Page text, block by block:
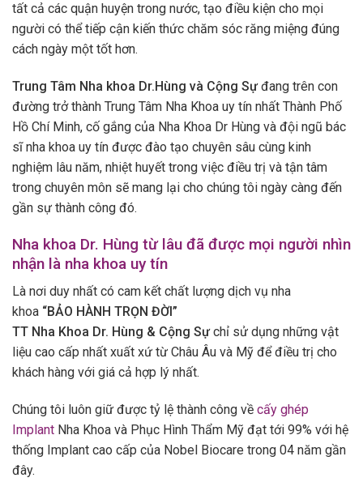
tất cả các quận huyện trong nước, tạo điều kiện cho mọi
người có thể tiếp cận kiến thức chăm sóc răng miệng đúng
cách ngày một tốt hơn.
Trung Tâm Nha khoa Dr.Hùng và Cộng Sựđang trên con
đường trở thành Trung Tâm Nha Khoa uy tín nhất Thành Phố
Hồ Chí Minh, cố gắng của Nha Khoa Dr Hùng và đội ngũ bác
sĩ nha khoa uy tín được đào tạo chuyên sâu cùng kinh
nghiệm lâu năm, nhiệt huyết trong việc điều trị và tận tâm
trong chuyên môn sẽ mang lại cho chúng tôi ngày càng đến
gần sự thành công đó.
Nha khoa Dr. Hùng từ lâu đã được mọi người nhìn
nhận là nha khoa uy tín
Là nơi duy nhất có cam kết chất lượng dịch vụ nha
khoa “BẢO HÀNH TRỌN ĐỜI”
TT Nha Khoa Dr. Hùng & Cộng Sựchỉ sử dụng những vật
liệu cao cấp nhất xuất xứ từ Châu Âu và Mỹ để điều trị cho
khách hàng với giá cả hợp lý nhất.
Chúng tôi luôn giữ được tỷ lệ thành công về cấy ghép
Implant Nha Khoa và Phục Hình Thẩm Mỹ đạt tới 99% với hệ
thống Implant cao cấp của Nobel Biocare trong 04 năm gần
đây.